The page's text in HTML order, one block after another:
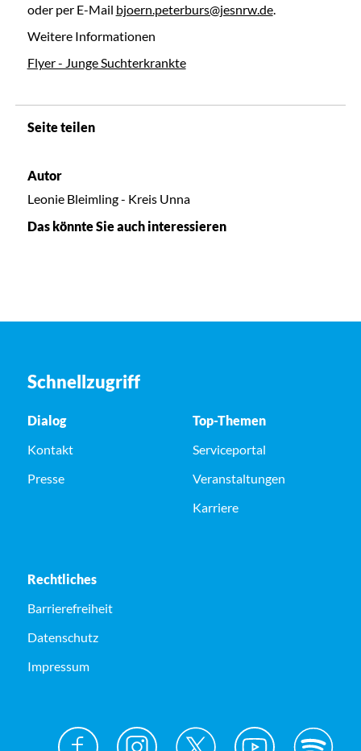
oder per E-Mail bjoern.peterburs@jesnrw.de.
Weitere Informationen
Flyer - Junge Suchterkrankte
Seite teilen
Autor
Leonie Bleimling - Kreis Unna
Das könnte Sie auch interessieren
Schnellzugriff
Dialog
Kontakt
Presse
Top-Themen
Serviceportal
Veranstaltungen
Karriere
Rechtliches
Barrierefreiheit
Datenschutz
Impressum